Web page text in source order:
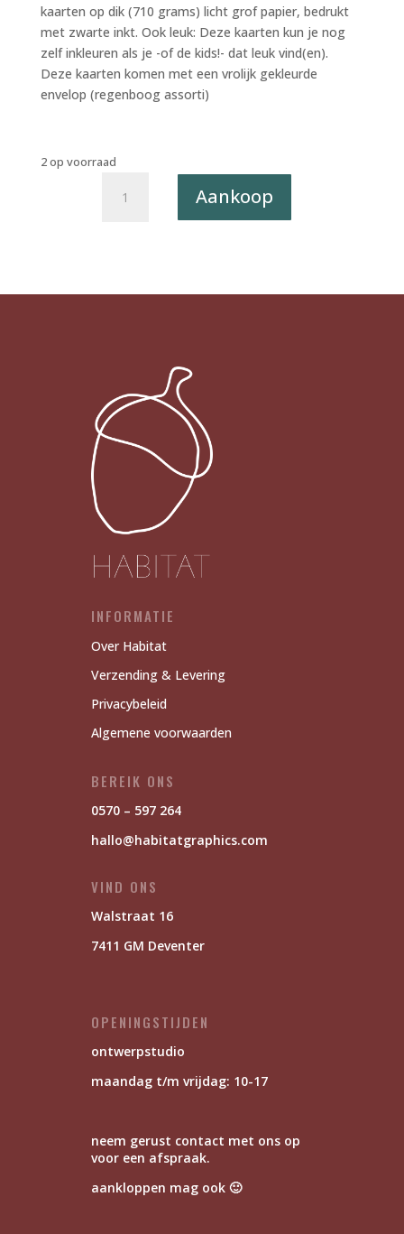
kaarten op dik (710 grams) licht grof papier, bedrukt
met zwarte inkt. Ook leuk: Deze kaarten kun je nog
zelf inkleuren als je -of de kids!- dat leuk vind(en).
Deze kaarten komen met een vrolijk gekleurde
envelop (regenboog assorti)
2 op voorraad
postkaart
(SALE)
aantal
Aankoop
INFORMATIE
Over Habitat
Verzending & Levering
Privacybeleid
Algemene voorwaarden
BEREIK ONS
0570 – 597 264
hallo@habitatgraphics.com
VIND ONS
Walstraat 16
7411 GM Deventer
OPENINGSTIJDEN
ontwerpstudio
maandag t/m vrijdag: 10-17
neem gerust contact met ons op
voor een afspraak.
aankloppen mag ook 🙂